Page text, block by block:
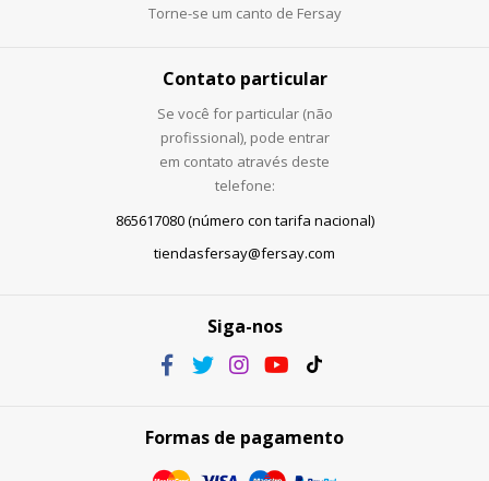
Torne-se um canto de Fersay
Contato particular
Se você for particular (não
profissional), pode entrar
em contato através deste
telefone:
865617080 (número con tarifa nacional)
tiendasfersay@fersay.com
Siga-nos
Formas de pagamento